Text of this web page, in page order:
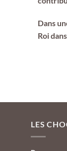
Dans
Roi
LES